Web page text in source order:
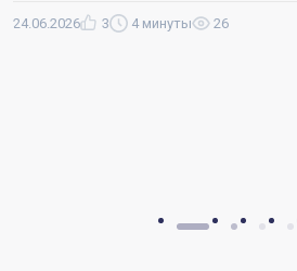
24.06.2026 3 4 минуты 26